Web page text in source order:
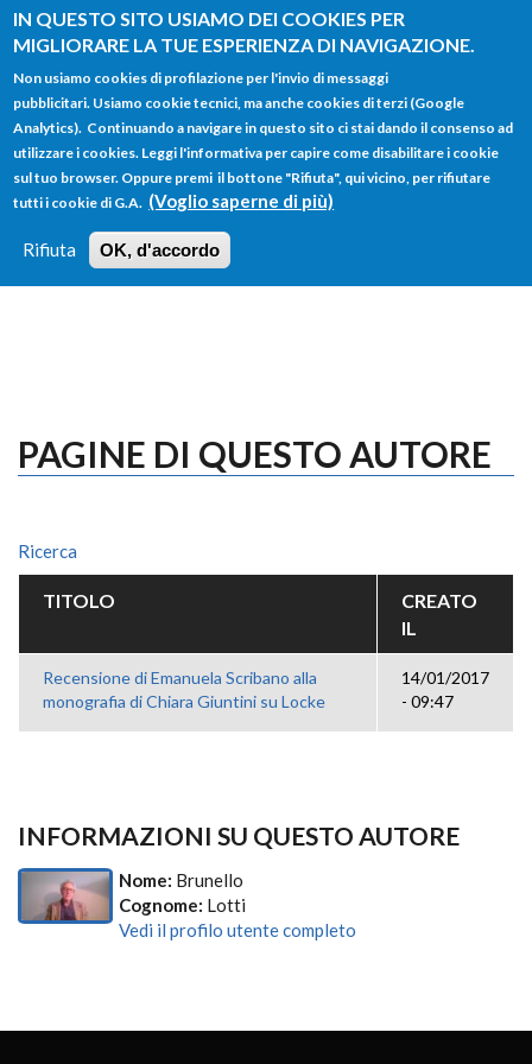
IN QUESTO SITO USIAMO DEI COOKIES PER
MIGLIORARE LA TUE ESPERIENZA DI NAVIGAZIONE.
Non usiamo cookies di profilazione per l'invio di messaggi
pubblicitari. Usiamo cookie tecnici, ma anche cookies di terzi (Google
Analytics). Continuando a navigare in questo sito ci stai dando il consenso ad
utilizzare i cookies. Leggi l'informativa per capire come disabilitare i cookie
sul tuo browser. Oppure premi il bottone "Rifiuta", qui vicino, per rifiutare
tutti i cookie di G.A. (Voglio saperne di più)
Rifiuta OK, d'accordo
Salta al contenuto principale
FORM
DI
RICERCA
Main menu
HOME TUTTI I PROFILI
LOGIN
PAGINE DI QUESTO AUTORE
Ricerca
TITOLO
CREATO
IL
Recensione di Emanuela Scribano alla
monografia di Chiara Giuntini su Locke
14/01/2017
- 09:47
INFORMAZIONI SU QUESTO AUTORE
Nome: Brunello
Cognome: Lotti
Vedi il profilo utente completo